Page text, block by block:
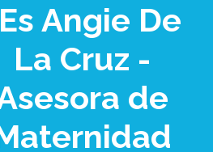
Angie De
La Cruz -
de